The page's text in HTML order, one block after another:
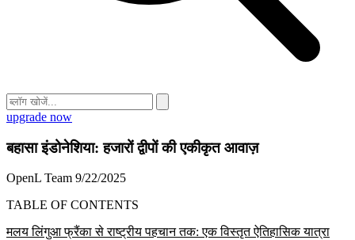
upgrade now
बहासा इंडोनेशिया: हजारों द्वीपों की एकीकृत आवाज़
OpenL Team 9/22/2025
TABLE OF CONTENTS
मलय लिंगुआ फ्रैंका से राष्ट्रीय पहचान तक: एक विस्तृत ऐतिहासिक यात्रा